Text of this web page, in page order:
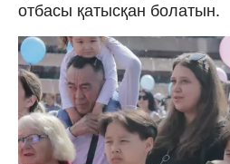
отбасы қатысқан болатын.